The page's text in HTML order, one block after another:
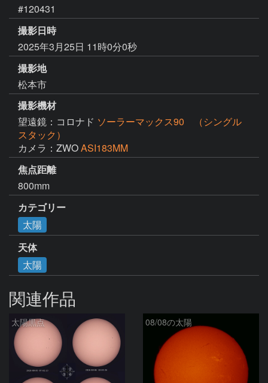
#120431
撮影日時
2025年3月25日 11時0分0秒
撮影地
松本市
撮影機材
望遠鏡：コロナド ソーラーマックス90 （シングル
スタック）
カメラ：ZWOASI183MM
焦点距離
800mm
カテゴリー
太陽
天体
太陽
関連作品
太陽黒点 08/08の太陽